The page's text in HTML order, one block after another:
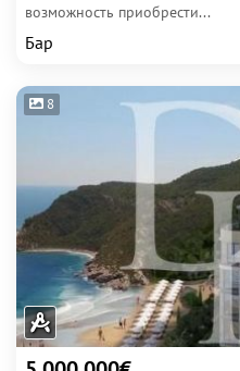
возможность приобрести...
Бар
8